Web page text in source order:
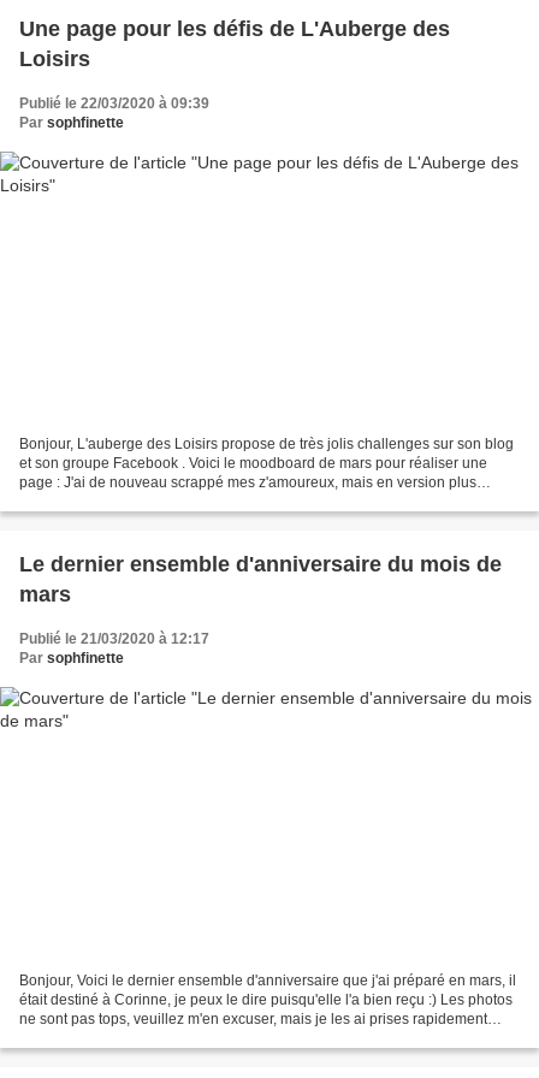
Une page pour les défis de L'Auberge des
Loisirs
Publié le 22/03/2020 à 09:39
Par sophfinette
Bonjour, L'auberge des Loisirs propose de très jolis challenges sur son blog
et son groupe Facebook . Voici le moodboard de mars pour réaliser une
page : J'ai de nouveau scrappé mes z'amoureux, mais en version plus
Le dernier ensemble d'anniversaire du mois de
mars
Publié le 21/03/2020 à 12:17
Par sophfinette
Bonjour, Voici le dernier ensemble d'anniversaire que j'ai préparé en mars, il
était destiné à Corinne, je peux le dire puisqu'elle l'a bien reçu :) Les photos
ne sont pas tops, veuillez m'en excuser, mais je les ai prises rapidement